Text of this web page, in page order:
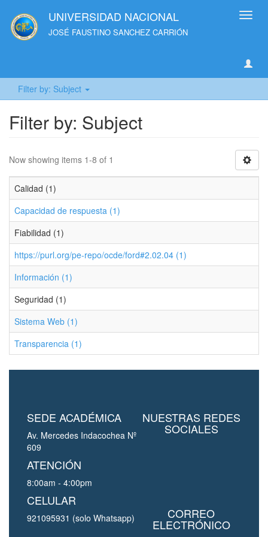
UNIVERSIDAD NACIONAL
JOSÉ FAUSTINO SANCHEZ CARRIÓN
Filter by: Subject
Filter by: Subject
Now showing items 1-8 of 1
Calidad (1)
Capacidad de respuesta (1)
Fiabilidad (1)
https://purl.org/pe-repo/ocde/ford#2.02.04 (1)
Información (1)
Seguridad (1)
Sistema Web (1)
Transparencia (1)
SEDE ACADÉMICA
Av. Mercedes Indacochea Nº
609
ATENCIÓN
8:00am - 4:00pm
CELULAR
921095931 (solo Whatsapp)
NUESTRAS REDES
SOCIALES
CORREO
ELECTRÓNICO